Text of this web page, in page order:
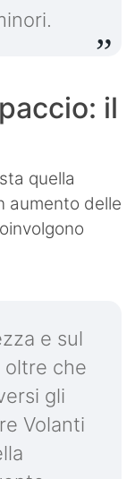
il
quella
aumento delle
e sul
oltre che
gli
Volanti